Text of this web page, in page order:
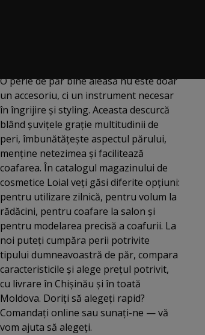
O perie de păr bine aleasă nu este doar
un accesoriu, ci un instrument necesar
în îngrijire și styling. Aceasta descurcă
blând șuvițele grație multitudinii de
peri, îmbunătățește aspectul părului,
menține netezimea și facilitează
coafarea. În catalogul magazinului de
cosmetice Loial veți găsi diferite opțiuni:
pentru utilizare zilnică, pentru volum la
rădăcini, pentru coafare la salon și
pentru modelarea precisă a coafurii. La
noi puteți cumpăra perii potrivite
tipului dumneavoastră de păr, compara
caracteristicile și alege prețul potrivit,
cu livrare în Chișinău și în toată
Moldova. Doriți să alegeți rapid?
Comandați online sau sunați-ne — vă
vom ajuta să alegeți.